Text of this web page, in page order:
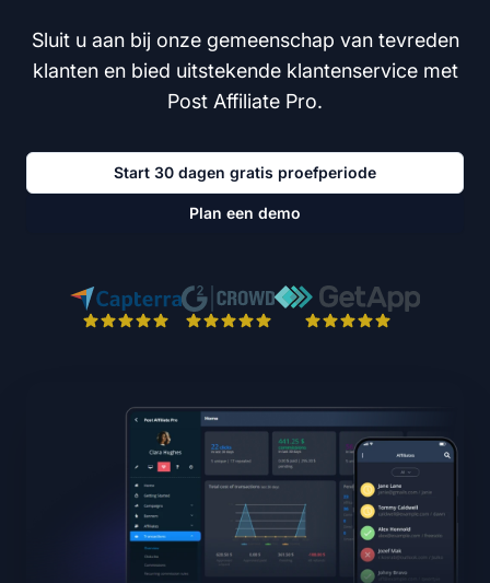
Sluit u aan bij onze gemeenschap van tevreden
klanten en bied uitstekende klantenservice met
Post Affiliate Pro.
Start 30 dagen gratis proefperiode
Plan een demo